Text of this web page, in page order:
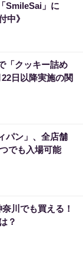
SmileSai」に
中》
「クッキー詰め
日以降実施の関
パン」、全店舗
でも入場可能
川でも買える！
？